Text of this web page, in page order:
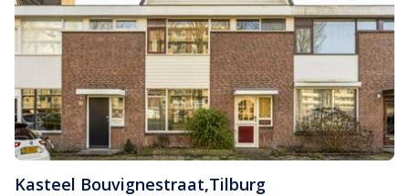
Kasteel Bouvignestraat,Tilburg